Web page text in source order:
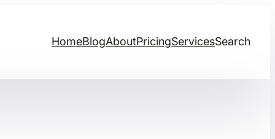
HomeBlogAboutPricingServicesSearch